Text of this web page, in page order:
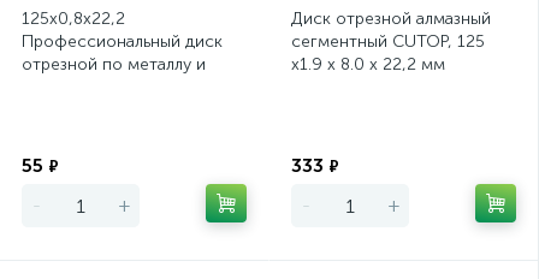
125х0,8х22,2
Профессиональный диск
отрезной по металлу и
55 ₽
- +
Диск отрезной алмазный
сегментный CUTOP, 125
х1.9 х 8.0 х 22,2 мм
333 ₽
- +